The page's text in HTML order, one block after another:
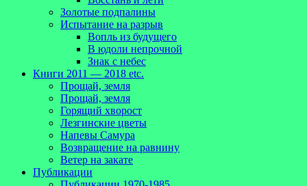
Золотые подпалины
Испытание на разрыв
Вопль из будущего
В юдоли непрочной
Знак с небес
Книги 2011 — 2018 etc.
Прощай, земля
Прощай, земля
Горящий хворост
Лезгинские цветы
Напевы Самура
Возвращение на равнину
Ветер на закате
Публикации